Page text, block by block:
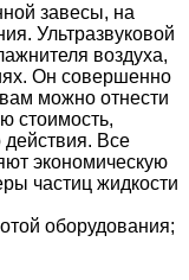
завесы, на
Ультразвуковой
воздуха,
Он совершенно
можно отнести
стоимость,
Все
экономическую
частиц жидкости
оборудования;